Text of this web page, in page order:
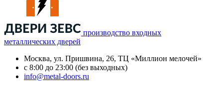
производство входных
металлических дверей
Москва, ул. Пришвина, 26, ТЦ «Миллион мелочей»
с 8:00 до 23:00 (без выходных)
info@metal-doors.ru